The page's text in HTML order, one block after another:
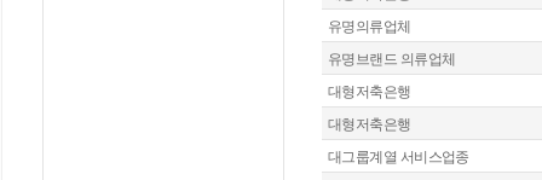
유명의류업체
유명브랜드 의류업체
대형저축은행
대형저축은행
대그룹계열 서비스업종